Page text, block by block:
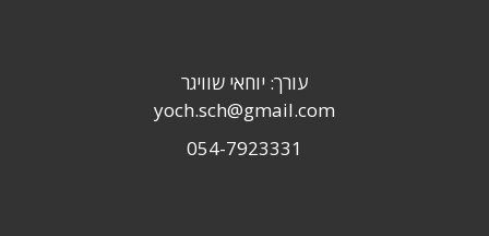
עורך: יוחאי שוויגר
yoch.sch@gmail.com
054-7923331